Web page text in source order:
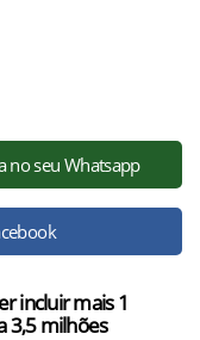
no seu Whatsapp
incluir mais 1
3,5 milhões